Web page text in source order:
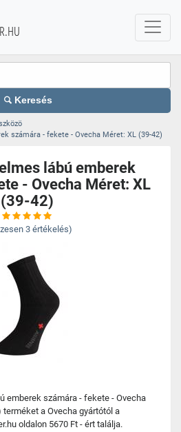
Keresés
számára - fekete - Ovecha Méret: XL (39-42)
lábú emberek
- Ovecha Méret: XL
(39-42)
3 értékelés)
emberek számára - fekete - Ovecha
terméket a Ovecha gyártótól a
oldalon 5670 Ft - ért találja.